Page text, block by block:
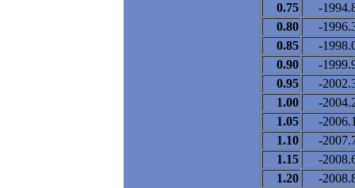
0.75
-
0.80
-
0.85
-
0.90
-
0.95
-
1.00
-
1.05
-
1.10
-
1.15
-
1.20
-